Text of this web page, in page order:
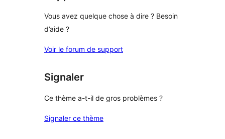
Vous avez quelque chose à dire ? Besoin
d’aide ?
Voir le forum de support
Signaler
Ce thème a-t-il de gros problèmes ?
Signaler ce thème